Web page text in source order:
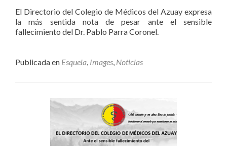
El Directorio del Colegio de Médicos del Azuay expresa
la más sentida nota de pesar ante el sensible
fallecimiento del Dr. Pablo Parra Coronel.
Publicada en Esquela, Images, Noticias